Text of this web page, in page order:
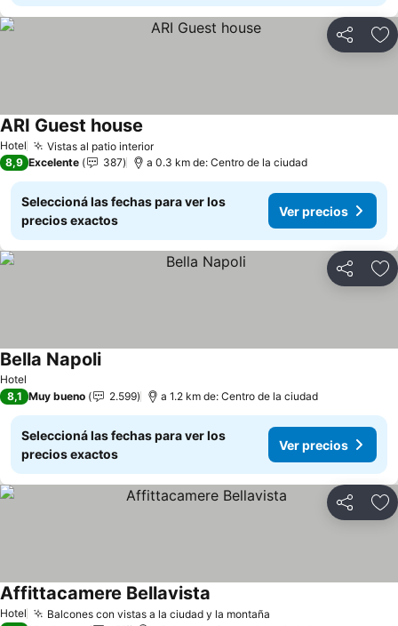
Compartir
Hotel Vistas al patio interiorVer precios
ARI Guest house
8,9 Excelente 387 a 0.3 km de: Centro de la ciudad
Seleccioná las fechas para ver los
precios exactos
Ver precios
Compartir
Hotel
Bella NapoliVer precios
8,1 Muy bueno 2.599 a 1.2 km de: Centro de la ciudad
Seleccioná las fechas para ver los
precios exactos
Ver precios
Compartir
Hotel Balcones con vistas a la ciudad y la montaña
Affittacamere Bellavista